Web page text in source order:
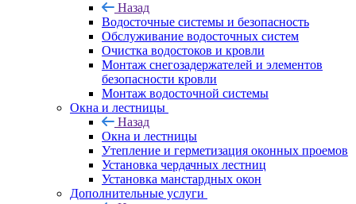
Назад
Водосточные системы и безопасность
Обслуживание водосточных систем
Очистка водостоков и кровли
Монтаж снегозадержателей и элементов
безопасности кровли
Монтаж водосточной системы
Окна и лестницы
Назад
Окна и лестницы
Утепление и герметизация оконных проемов
Установка чердачных лестниц
Установка манстардных окон
Дополнительные услуги